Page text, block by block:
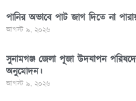
পা‌নির অভাবে পাট জাগ দিতে না
আগস্ট ৯, ২০২৬
সুনামগঞ্জ জেলা পূজা উদযাপন
অনুমোদন।
আগস্ট ৯, ২০২৬